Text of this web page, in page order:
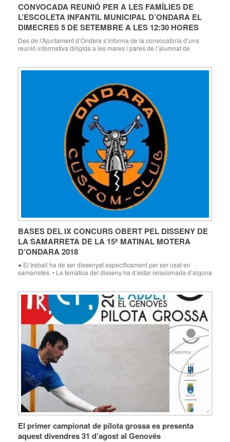
CONVOCADA REUNIÓ PER A LES FAMÍLIES DE
L’ESCOLETA INFANTIL MUNICIPAL D’ONDARA EL
DIMECRES 5 DE SETEMBRE A LES 12:30 HORES
Des de l’Ajuntament d’Ondara s’informa de la convocatòria d’una
reunió informativa dirigida a les mares i pares de l’alumnat de
organitzatives d’interès i explicacions sobre l’inici de curs. A més,
BASES DEL IX CONCURS OBERT PEL DISSENY DE
LA SAMARRETA DE LA 15ª MATINAL MOTERA
D’ONDARA 2018
● El treball ha de ser dissenyat específicament per ser usat en
samarretes. • La temàtica del disseny ha d’estar relacionada d’alguna
de les samarretes, serà negre. • Serà presentat […]
El primer campionat de pilota grossa es presenta
aquest divendres 31 d’agost al Genovés